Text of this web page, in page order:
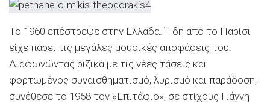
Το 1960 επέστρεψε στην Ελλάδα. Ήδη από το Παρίσι
είχε πάρει τις μεγάλες μουσικές αποφάσεις του.
Διαφωνώντας ριζικά με τις νέες τάσεις και
φορτωμένος συναισθηματισμό, λυρισμό και παράδοση,
συνέθεσε το 1958 τον «Επιτάφιο», σε στίχους Γιάννη